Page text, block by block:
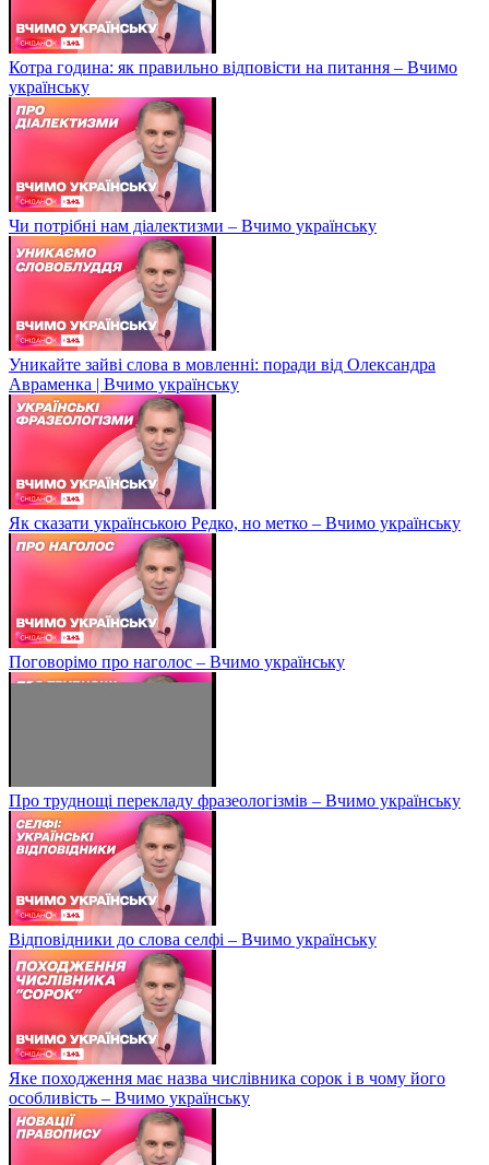
Котра година: як правильно відповісти на питання – Вчимо
українську
Чи потрібні нам діалектизми – Вчимо українську
Уникайте зайві слова в мовленні: поради від Олександра
Авраменка | Вчимо українську
Як сказати українською Редко, но метко – Вчимо українську
Поговорімо про наголос – Вчимо українську
Про труднощі перекладу фразеологізмів – Вчимо українську
Відповідники до слова селфі – Вчимо українську
Яке походження має назва числівника сорок і в чому його
особливість – Вчимо українську